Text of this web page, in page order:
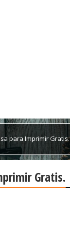
para Imprimir Gratis.
Gratis.